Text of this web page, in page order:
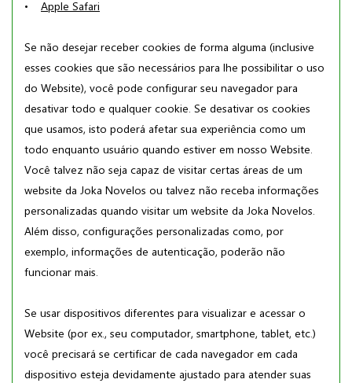
• Apple Safari
Se não desejar receber cookies de forma alguma (inclusive
esses cookies que são necessários para lhe possibilitar o uso
do Website), você pode configurar seu navegador para
desativar todo e qualquer cookie. Se desativar os cookies
que usamos, isto poderá afetar sua experiência como um
todo enquanto usuário quando estiver em nosso Website.
Você talvez não seja capaz de visitar certas áreas de um
website da Joka Novelos ou talvez não receba informações
personalizadas quando visitar um website da Joka Novelos.
Além disso, configurações personalizadas como, por
exemplo, informações de autenticação, poderão não
funcionar mais.
Se usar dispositivos diferentes para visualizar e acessar o
Website (por ex., seu computador, smartphone, tablet, etc.)
você precisará se certificar de cada navegador em cada
dispositivo esteja devidamente ajustado para atender suas